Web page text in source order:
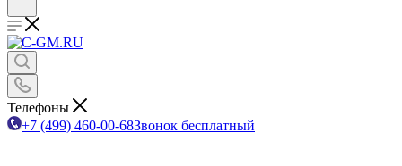
Телефоны
+7 (499) 460-00-68Звонок бесплатный